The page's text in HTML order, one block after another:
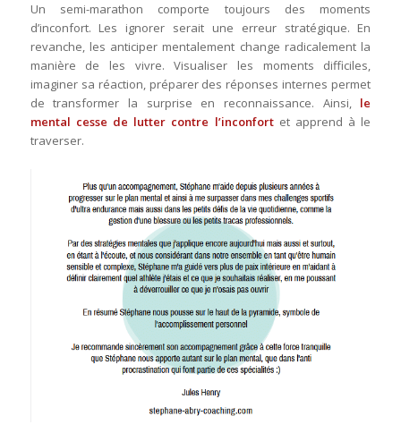
Un semi-marathon comporte toujours des moments
d’inconfort. Les ignorer serait une erreur stratégique. En
revanche, les anticiper mentalement change radicalement la
manière de les vivre. Visualiser les moments difficiles,
imaginer sa réaction, préparer des réponses internes permet
de transformer la surprise en reconnaissance. Ainsi, le
mental cesse de lutter contre l’inconfortet apprend à le
traverser.